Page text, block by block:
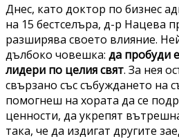
Днес, като доктор по бизнес
на 15 бестселъра, д-р Нацева
разширява своето влияние.
дълбоко човешка: да пробуди
лидери по целия свят. За нея
свързано със събуждането на
помогнеш на хората да се
ценности, да укрепят
така, че да издигат другите